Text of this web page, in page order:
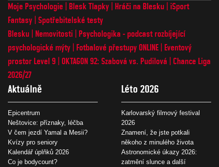
Moje Psychologie Blesk Tlapky Hráči na Blesku
iSport
Fantasy Spotřebitelské testy
Blesku
Nemovitosti
Psychologika - podcast rozbíjející
psychologické mýty
Fotbalové přestupy ONLINE
Eventový
prostor Level 9 OKTAGON 92: Szabová vs. Pudilová
Chance Liga
2026/27
Aktuálně
Epicentrum
Neštovice: příznaky, léčba
V čem jezdí Yamal a Mesii?
Kvízy pro seniory
Kalendář úplňků 2026
Co je bodycount?
Léto 2026
Karlovarský filmový festival
2026
Znamení, že jste potkali
někoho z minulého života
Astronomické úkazy 2026:
zatmění slunce a další